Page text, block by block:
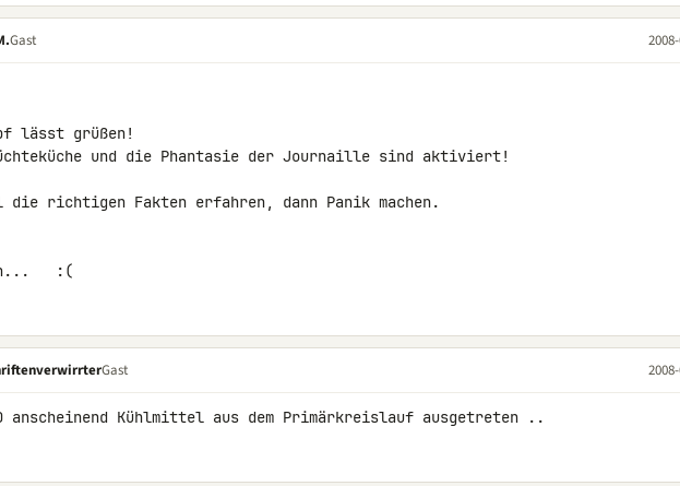
Gast
lässt grüßen!
und die Phantasie der Journaille sind aktiviert!
die richtigen Fakten erfahren, dann Panik machen.
:(
Gast
anscheinend Kühlmittel aus dem Primärkreislauf ausgetreten ..